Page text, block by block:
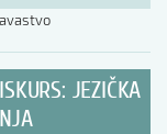
JEZIČKA